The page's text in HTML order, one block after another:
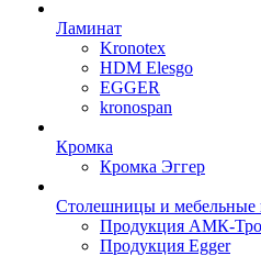
Ламинат
Kronotex
HDM Elesgo
EGGER
kronospan
Кромка
Кромка Эггер
Столешницы и
Продукция АМК-
Продукция Egger